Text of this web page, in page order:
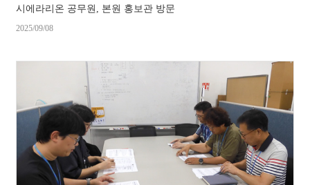
시에라리온 공무원, 본원 홍보관 방문
2025/09/08